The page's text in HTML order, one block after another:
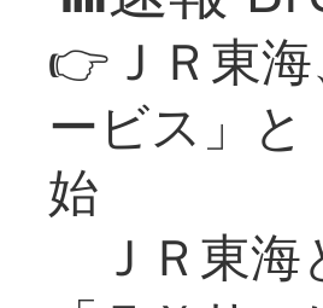
👉ＪＲ東
ービス」
始
ＪＲ東海